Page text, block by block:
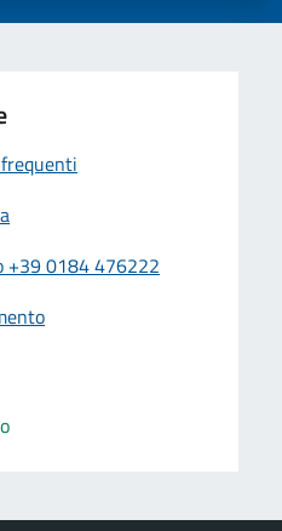
+39 0184 476222